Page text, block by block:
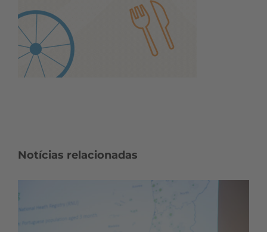
Notícias relacionadas